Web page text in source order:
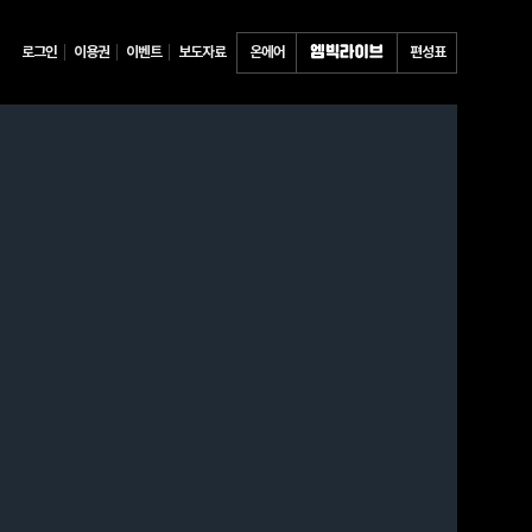
로그인 이용권 이벤트 보도자료 온에어 편성표